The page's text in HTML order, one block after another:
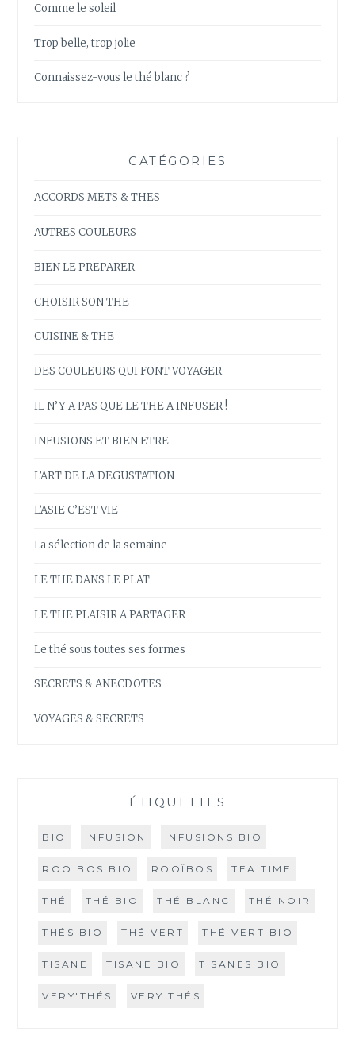
Comme le soleil
Trop belle, trop jolie
Connaissez-vous le thé blanc ?
CATÉGORIES
ACCORDS METS & THES
AUTRES COULEURS
BIEN LE PREPARER
CHOISIR SON THE
CUISINE & THE
DES COULEURS QUI FONT VOYAGER
IL N’Y A PAS QUE LE THE A INFUSER !
INFUSIONS ET BIEN ETRE
L’ART DE LA DEGUSTATION
L’ASIE C’EST VIE
La sélection de la semaine
LE THE DANS LE PLAT
LE THE PLAISIR A PARTAGER
Le thé sous toutes ses formes
SECRETS & ANECDOTES
VOYAGES & SECRETS
ÉTIQUETTES
BIO INFUSION INFUSIONS BIO
ROOIBOS BIO ROOÏBOS TEA TIME
THÉ THÉ BIO THÉ BLANC THÉ NOIR
THÉS BIO THÉ VERT THÉ VERT BIO
TISANE TISANE BIO TISANES BIO
VERY'THÉS VERY THÉS